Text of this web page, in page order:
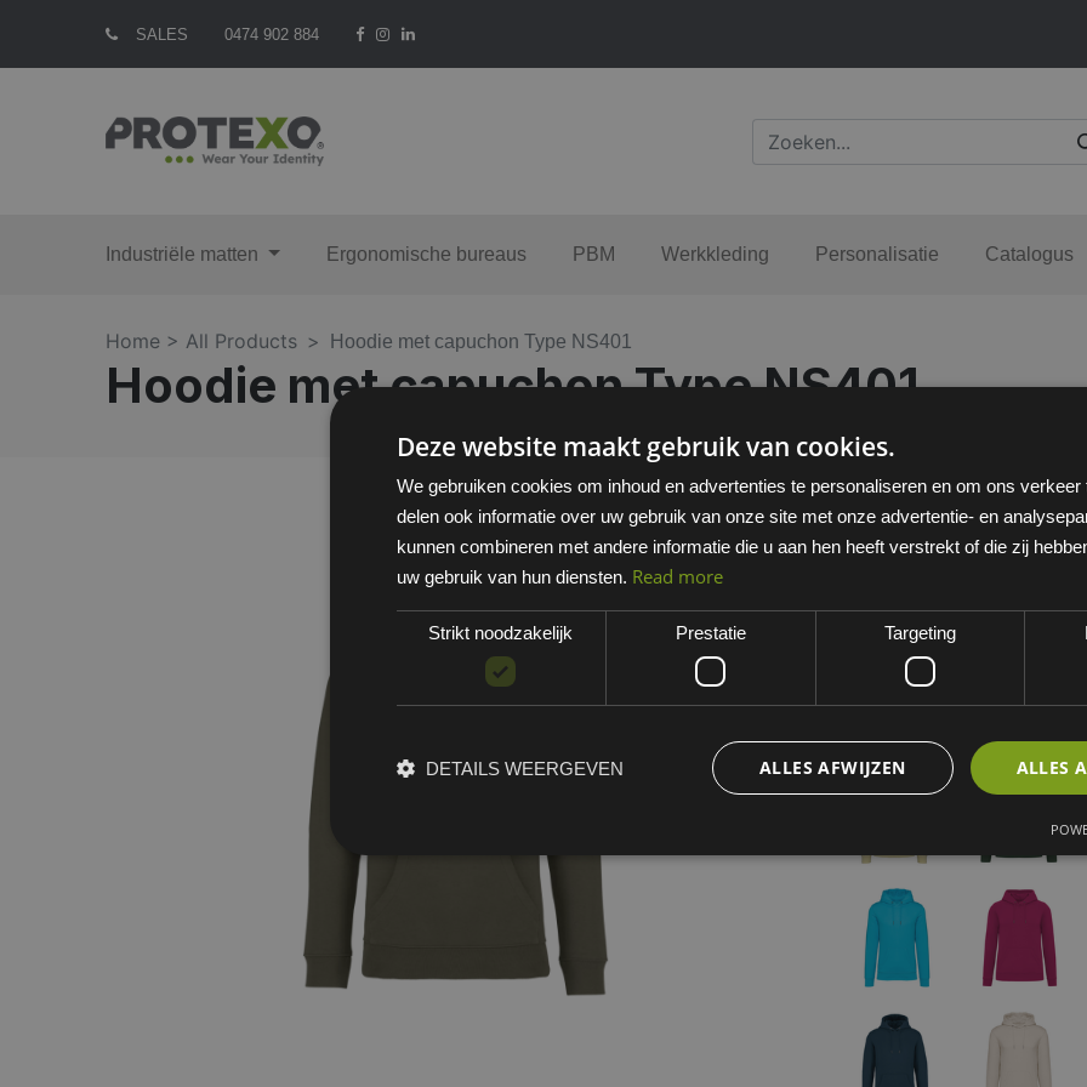
SALES 0474 902 884
Industriële matten Ergonomische bureaus PBM Werkkleding Personalisatie Catalogus
Home > All Products Hoodie met capuchon Type NS401
Hoodie met capuchon Type NS401
EAN: 0405000922PO
Minimum bestelhoeveelheid: 1
Kies een variant
Deze website maakt gebruik van cookies.
We gebruiken cookies om inhoud en advertenties te personaliseren en om ons
delen ook informatie over uw gebruik van onze site met onze advertentie- en
kunnen combineren met andere informatie die u aan hen heeft verstrekt of die zij
uw gebruik van hun diensten. Read more
Strikt noodzakelijk Prestatie Targeting
ALLES
ALLES AFWIJZEN
DETAILS WEERGEVEN